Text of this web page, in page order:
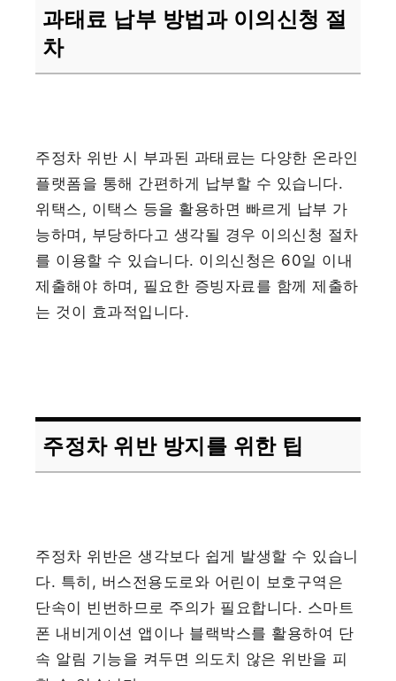
과태료 납부 방법과 이의신청 절
차
주정차 위반 시 부과된 과태료는 다양한 온라인
플랫폼을 통해 간편하게 납부할 수 있습니다.
위택스, 이택스 등을 활용하면 빠르게 납부 가
능하며, 부당하다고 생각될 경우 이의신청 절차
를 이용할 수 있습니다. 이의신청은 60일 이내
제출해야 하며, 필요한 증빙자료를 함께 제출하
는 것이 효과적입니다.
주정차 위반 방지를 위한 팁
주정차 위반은 생각보다 쉽게 발생할 수 있습니
다. 특히, 버스전용도로와 어린이 보호구역은
단속이 빈번하므로 주의가 필요합니다. 스마트
폰 내비게이션 앱이나 블랙박스를 활용하여 단
속 알림 기능을 켜두면 의도치 않은 위반을 피